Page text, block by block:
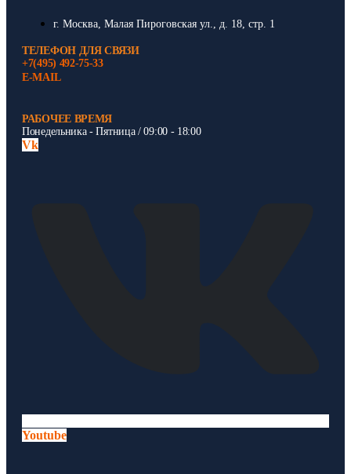
г. Москва, Малая Пироговская ул., д. 18, стр. 1
ТЕЛЕФОН ДЛЯ СВЯЗИ
+7(495) 492-75-33
E-MAIL
РАБОЧЕЕ ВРЕМЯ
Понедельника - Пятница / 09:00 - 18:00
Vk
Youtube